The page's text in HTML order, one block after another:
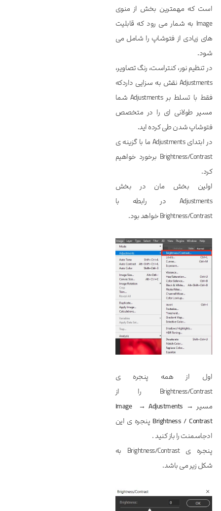
است که مهمترین بخش از منوی
Image به شمار می رود که قابلیت
های زیادی از فتوشاپ را شامل می
شود.
در تنظیم نور، کنتراست، رنگ تصاویر،
Adjustments نقش به سزایی داردکه
فقط با تسلط بر Adjustments شما
مسیر طولانی ای را در متخصص
فتوشاپ شدن طی کرده اید.
در ابتدای Adjustments ما با گزینه ی
Brightness/Contrast برخورد خواهیم
کرد.
اولین بخش مان در بخش
Adjustments در رابطه با
Brightness/Contrast خواهد بود.
اول از همه پنجره ی
Brightness/Contrast را از
مسیر
Image → Adjustments →
Brightness / Contrast پنجره ی این
ادجاسمنت را باز کنید .
پنجره ی Brightness/Contrast به
شکل زیر می باشد.